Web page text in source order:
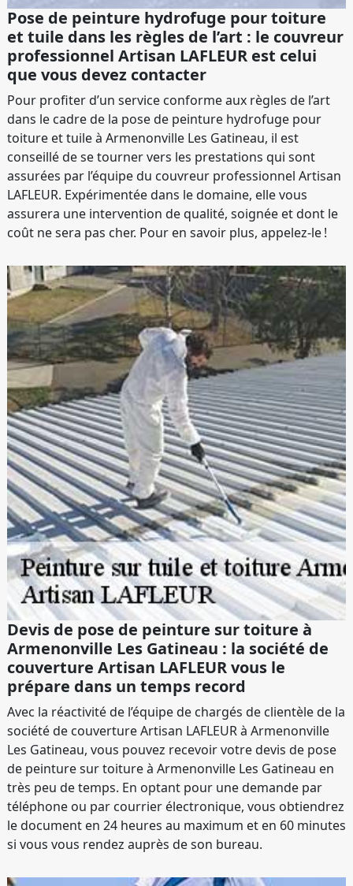
Pose de peinture hydrofuge pour toiture
et tuile dans les règles de l’art : le couvreur
professionnel Artisan LAFLEUR est celui
que vous devez contacter
Pour profiter d’un service conforme aux règles de l’art
dans le cadre de la pose de peinture hydrofuge pour
toiture et tuile à Armenonville Les Gatineau, il est
conseillé de se tourner vers les prestations qui sont
assurées par l’équipe du couvreur professionnel Artisan
LAFLEUR. Expérimentée dans le domaine, elle vous
assurera une intervention de qualité, soignée et dont le
coût ne sera pas cher. Pour en savoir plus, appelez-le !
Devis de pose de peinture sur toiture à
Armenonville Les Gatineau : la société de
couverture Artisan LAFLEUR vous le
prépare dans un temps record
Avec la réactivité de l’équipe de chargés de clientèle de la
société de couverture Artisan LAFLEUR à Armenonville
Les Gatineau, vous pouvez recevoir votre devis de pose
de peinture sur toiture à Armenonville Les Gatineau en
très peu de temps. En optant pour une demande par
téléphone ou par courrier électronique, vous obtiendrez
le document en 24 heures au maximum et en 60 minutes
si vous vous rendez auprès de son bureau.